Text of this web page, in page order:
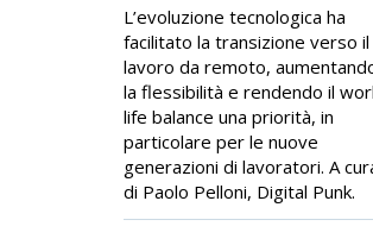
L’evoluzione tecnologica ha
facilitato la transizione verso il
lavoro da remoto,
la flessibilità e rendendo il
life balance una priorità, in
particolare per le nuove
generazioni di lavoratori. A
di Paolo Pelloni, Digital Punk.